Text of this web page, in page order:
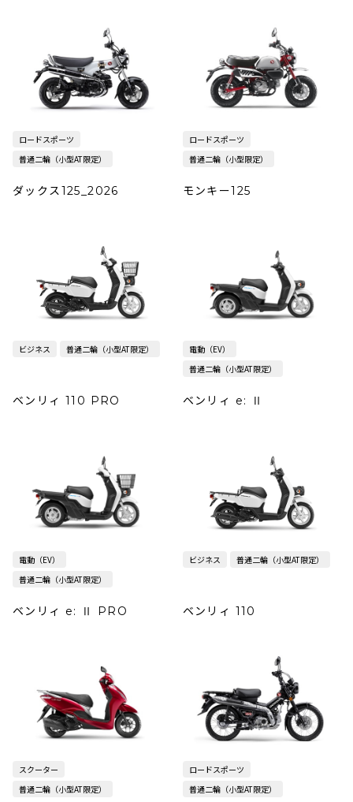
ロードスポーツ
普通二輪（小型AT限定）
ダックス125_2026
ロードスポーツ
普通二輪（小型限定）
モンキー125
ビジネス 普通二輪（小型AT限定）
ベンリィ 110 PRO
電動（EV）
普通二輪（小型AT限定）
ベンリィ e: Ⅱ
電動（EV）
普通二輪（小型AT限定）
ベンリィ e: Ⅱ PRO
ビジネス 普通二輪（小型AT限定）
ベンリィ 110
スクーター
普通二輪（小型AT限定）
ロードスポーツ
普通二輪（小型AT限定）